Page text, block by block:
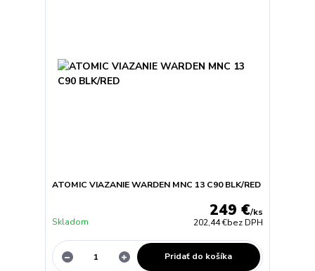
ATOMIC VIAZANIE WARDEN MNC 13 C90 BLK/RED
249 €/ks
202,44 €bez DPH
Skladom
Pridať do košíka